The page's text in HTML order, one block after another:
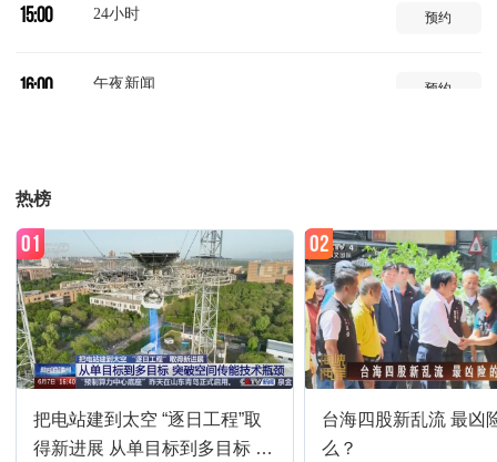
15:00 24小时 预约
16:00 午夜新闻 预约
17:21 预约
17:37 法治在线 预约
18:00 新闻直播间 预约
18:33
热榜
把电站建到太空 “逐日工程”取
得新进展 从单目标到多目标 突
01
台海四股新乱流 最凶
么？
02